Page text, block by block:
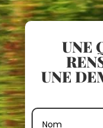
UNE
UNE